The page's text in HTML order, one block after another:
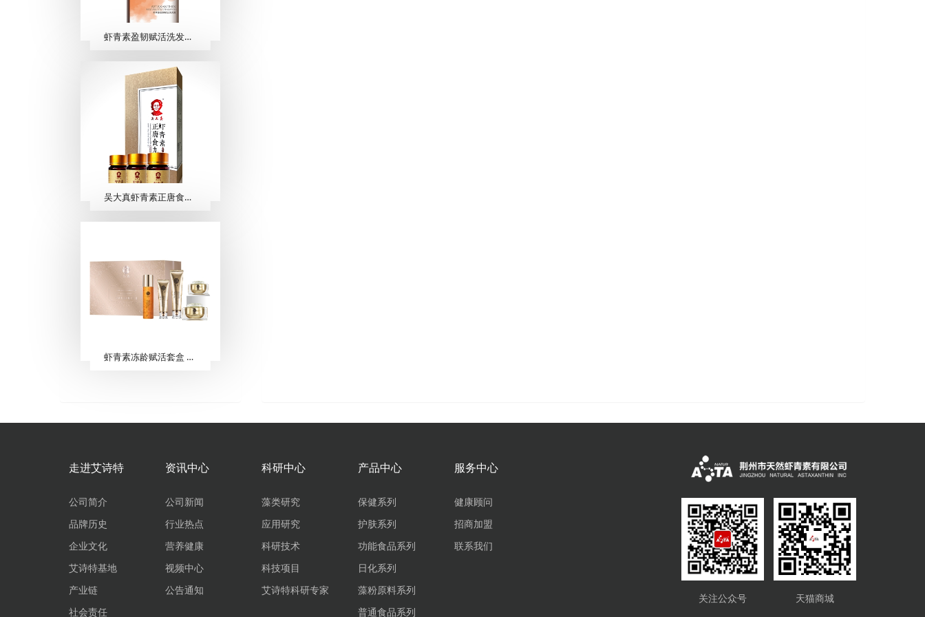
虾青素盈韧赋活洗发露 500ml
吴大真虾青素正唐食丸 （40粒/瓶×3瓶）
虾青素冻龄赋活套盒 （5件套）
走进艾诗特
公司简介
品牌历史
企业文化
艾诗特基地
产业链
社会责任
资讯中心
公司新闻
行业热点
营养健康
视频中心
公告通知
科研中心
藻类研究
应用研究
科研技术
科技项目
艾诗特科研专家
产品中心
保健系列
护肤系列
功能食品系列
日化系列
藻粉原料系列
普通食品系列
服务中心
健康顾问
招商加盟
联系我们
关注公众号 天猫商城